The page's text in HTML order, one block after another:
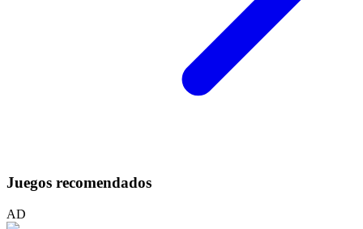
Juegos recomendados
AD